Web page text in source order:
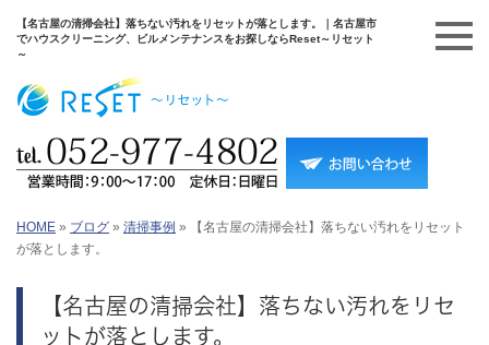
【名古屋の清掃会社】落ちない汚れをリセットが落とします。｜名古屋市
でハウスクリーニング、ビルメンテナンスをお探しならReset～リセット
～
HOME » ブログ » 清掃事例 »
【名古屋の清掃会社】落ちない汚れをリセット
が落とします。
【名古屋の清掃会社】落ちない汚れをリセ
ットが落とします。